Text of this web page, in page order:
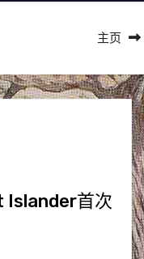
主页
Islander首次